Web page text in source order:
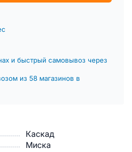
Каскад
Миска
и быстрый самовывоз через
из 58 магазинов в